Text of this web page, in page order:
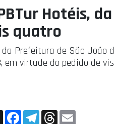
Hotéis,
quatro
Prefeitura de São João
em virtude do pedido de
X FacebookTelegramThreads